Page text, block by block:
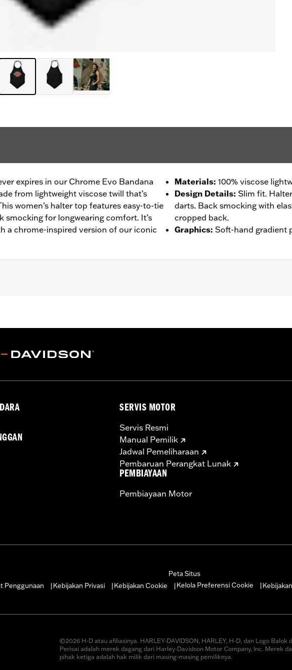
expires in our Chrome Evo Bandana
from lightweight viscose twill that’s
women’s halter top features easy-to-tie
smocking for longwearing comfort. It’s
a chrome-inspired version of our iconic
Materials: 100% viscose
Design Details: Slim fit.
darts. Back smocking with
cropped back.
Graphics: Soft-hand gradient
SERVIS MOTOR
Servis Resmi
Manual Pemilik
Jadwal Pemeliharaan
Pembaruan Perangkat Lunak
PEMBIAYAAN
Pembiayaan Motor
Peta Situs
Penggunaan
Kebijakan Privasi Kebijakan Cookie Kelola Preferensi Cookie
©2026 H-D atau afiliasinya. HARLEY-DAVIDSON, HARLEY, H-D, dan Logo Balok
Perisai adalah merek dagang dari Harley-Davidson Motor Company, Inc. Merek
pihak ketiga adalah hak milik dari masing-masing pemiliknya.